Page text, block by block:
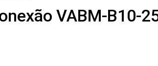
VABM-B10-